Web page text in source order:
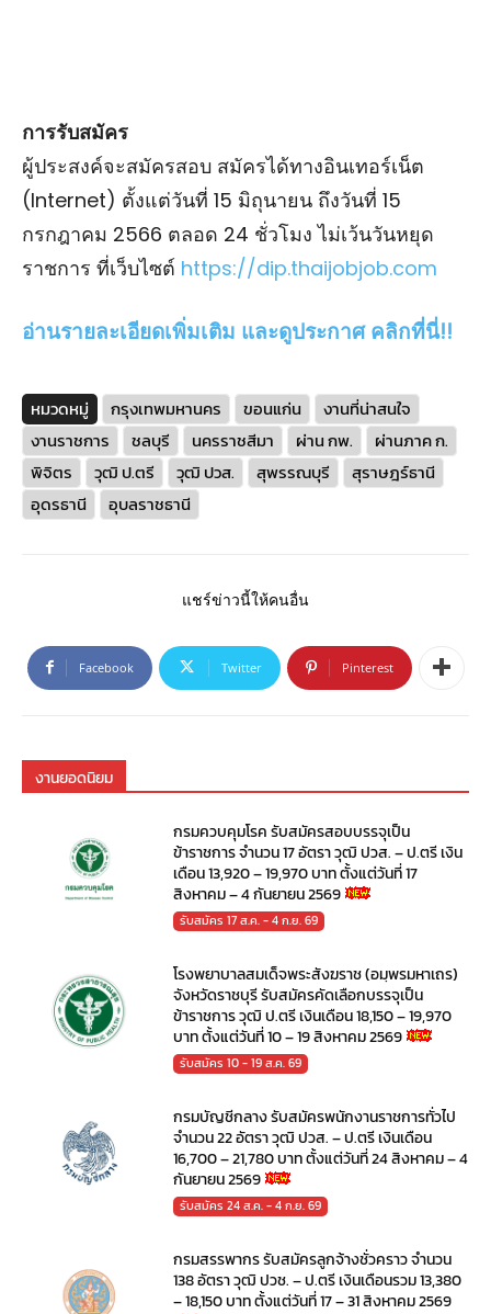
การรับสมัคร
ผู้ประสงค์จะสมัครสอบ สมัครได้ทางอินเทอร์เน็ต
(Internet) ตั้งแต่วันที่ 15 มิถุนายน ถึงวันที่ 15
กรกฎาคม 2566 ตลอด 24 ชั่วโมง ไม่เว้นวันหยุด
ราชการ ที่เว็บไซต์ https://dip.thaijobjob.com
อ่านรายละเอียดเพิ่มเติม และดูประกาศ คลิกที่นี่!!
หมวดหมู่ กรุงเทพมหานคร ขอนแก่น
งานที่น่าสนใจ
งานราชการ
ชลบุรี นครราชสีมา ผ่าน กพ.
ผ่านภาค ก.
พิจิตร
วุฒิ ป.ตรี วุฒิ ปวส. สุพรรณบุรี
สุราษฎร์ธานี
อุดรธานี
อุบลราชธานี
แชร์ข่าวนี้ให้คนอื่น
Facebook Twitter Pinterest
งานยอดนิยม
กรมควบคุมโรค รับสมัครสอบบรรจุเป็น
ข้าราชการ จำนวน 17 อัตรา วุฒิ ปวส. – ป.ตรี เงิน
เดือน 13,920 – 19,970 บาท ตั้งแต่วันที่ 17
สิงหาคม – 4 กันยายน 2569
รับสมัคร 17 ส.ค. - 4 ก.ย. 69
โรงพยาบาลสมเด็จพระสังฆราช (อมฺพรมหาเถร)
จังหวัดราชบุรี รับสมัครคัดเลือกบรรจุเป็น
ข้าราชการ วุฒิ ป.ตรี เงินเดือน 18,150 – 19,970
บาท ตั้งแต่วันที่ 10 – 19 สิงหาคม 2569
รับสมัคร 10 - 19 ส.ค. 69
กรมบัญชีกลาง รับสมัครพนักงานราชการทั่วไป
จำนวน 22 อัตรา วุฒิ ปวส. – ป.ตรี เงินเดือน
16,700 – 21,780 บาท ตั้งแต่วันที่ 24 สิงหาคม – 4
กันยายน 2569
รับสมัคร 24 ส.ค. - 4 ก.ย. 69
กรมสรรพากร รับสมัครลูกจ้างชั่วคราว จำนวน
138 อัตรา วุฒิ ปวช. – ป.ตรี เงินเดือนรวม 13,380
– 18,150 บาท ตั้งแต่วันที่ 17 – 31 สิงหาคม 2569